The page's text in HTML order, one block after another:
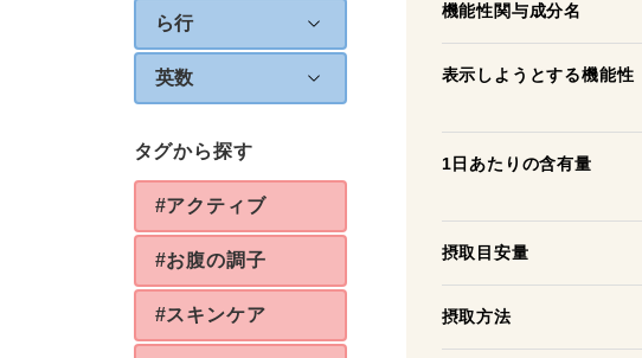
ら行
英数
タグから探す
#アクティブ
#お腹の調子
#スキンケア
機能性関与成分名
表示しようとする機能性
1日あたりの含有量
摂取目安量
摂取方法